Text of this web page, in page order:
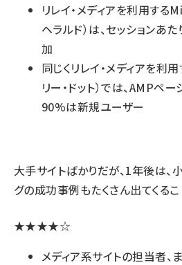
リレイ・メディアを利用する
ヘラルド）は、セッションあ
加
同じくリレイ・メディアを利
リー・ドット）では、AMPペ
90%は新規ユーザー
大手サイトばかりだが、1年後は、
グの成功事例もたくさん出てくる
★★★★☆
メディア系サイトの担当者